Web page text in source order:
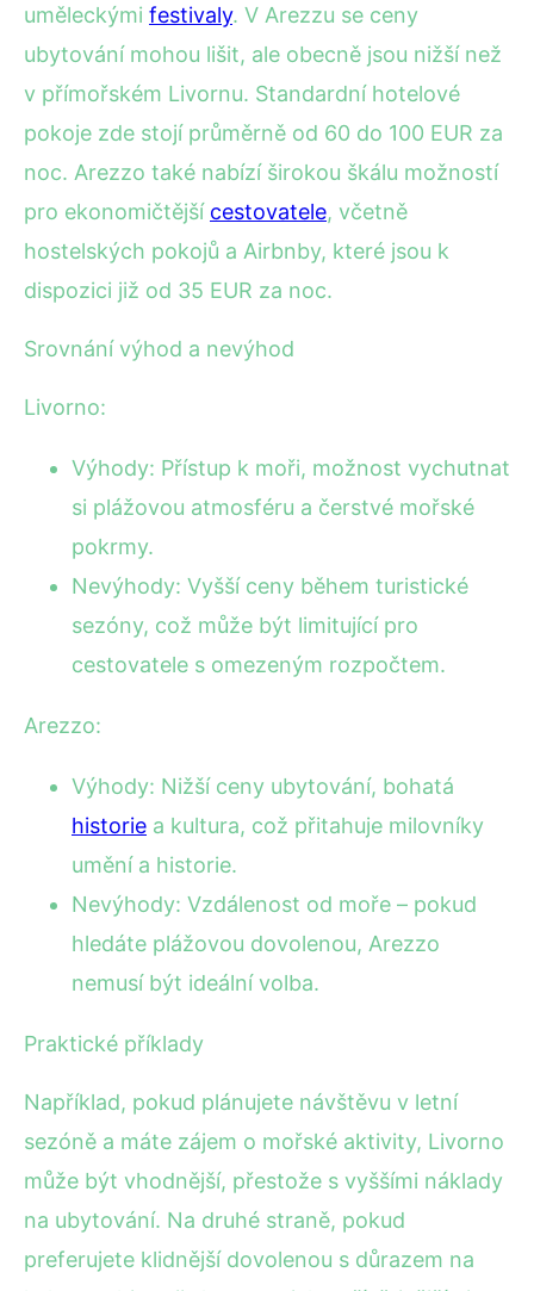
uměleckými festivaly. V Arezzu se ceny
ubytování mohou lišit, ale obecně jsou nižší než
v přímořském Livornu. Standardní hotelové
pokoje zde stojí průměrně od 60 do 100 EUR za
noc. Arezzo také nabízí širokou škálu možností
pro ekonomičtější cestovatele, včetně
hostelských pokojů a Airbnby, které jsou k
dispozici již od 35 EUR za noc.
Srovnání výhod a nevýhod
Livorno:
Výhody: Přístup k moři, možnost vychutnat
si plážovou atmosféru a čerstvé mořské
pokrmy.
Nevýhody: Vyšší ceny během turistické
sezóny, což může být limitující pro
cestovatele s omezeným rozpočtem.
Arezzo:
Výhody: Nižší ceny ubytování, bohatá
historie a kultura, což přitahuje milovníky
umění a historie.
Nevýhody: Vzdálenost od moře – pokud
hledáte plážovou dovolenou, Arezzo
nemusí být ideální volba.
Praktické příklady
Například, pokud plánujete návštěvu v letní
sezóně a máte zájem o mořské aktivity, Livorno
může být vhodnější, přestože s vyššími náklady
na ubytování. Na druhé straně, pokud
preferujete klidnější dovolenou s důrazem na